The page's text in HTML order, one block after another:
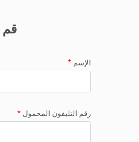
قم
الإسم *
رقم التليفون المحمول *